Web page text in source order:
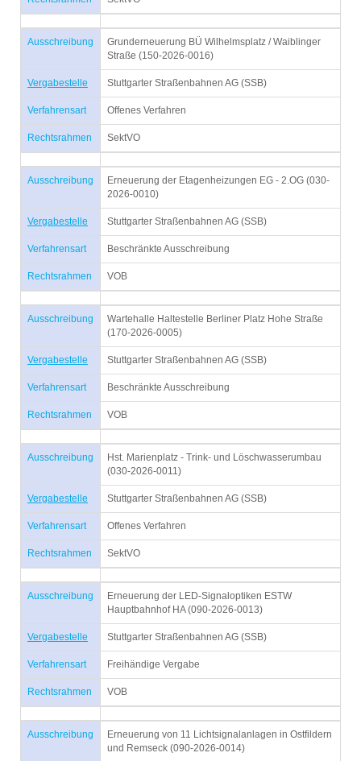
Ausschreibung
Grunderneuerung BÜ Wilhelmsplatz / Waiblinger
Straße (150-2026-0016)
Vergabestelle Stuttgarter Straßenbahnen AG (SSB)
Verfahrensart Offenes Verfahren
Rechtsrahmen SektVO
Ausschreibung
Erneuerung der Etagenheizungen EG - 2.OG (030-
2026-0010)
Vergabestelle Stuttgarter Straßenbahnen AG (SSB)
Verfahrensart Beschränkte Ausschreibung
Rechtsrahmen VOB
Ausschreibung
Wartehalle Haltestelle Berliner Platz Hohe Straße
(170-2026-0005)
Vergabestelle Stuttgarter Straßenbahnen AG (SSB)
Verfahrensart Beschränkte Ausschreibung
Rechtsrahmen VOB
Ausschreibung
Hst. Marienplatz - Trink- und Löschwasserumbau
(030-2026-0011)
Vergabestelle Stuttgarter Straßenbahnen AG (SSB)
Verfahrensart Offenes Verfahren
Rechtsrahmen SektVO
Ausschreibung
Erneuerung der LED-Signaloptiken ESTW
Hauptbahnhof HA (090-2026-0013)
Vergabestelle Stuttgarter Straßenbahnen AG (SSB)
Verfahrensart Freihändige Vergabe
Rechtsrahmen VOB
Ausschreibung
Erneuerung von 11 Lichtsignalanlagen in Ostfildern
und Remseck (090-2026-0014)